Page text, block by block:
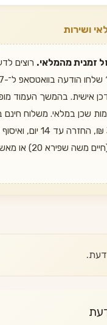
ושירות
זמנית מהמלאי. רוצים
הוא
ונעדכן אישית. בהמשך העמוד
שכן במלאי. משלוח חינם
מעל 349 ₪, החזרה עד 14
מאשדוד (חיים משה
דעת.